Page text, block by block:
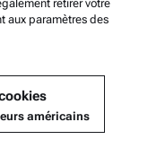
retirer votre
aux paramètres des
américains